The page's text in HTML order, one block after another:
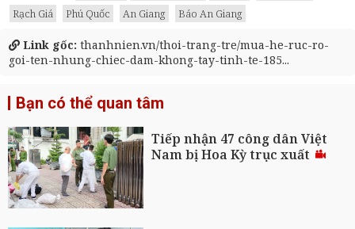
Rạch Giá
Phú Quốc An Giang Báo An Giang
Link gốc: thanhnien.vn/thoi-trang-tre/mua-he-ruc-ro-
goi-ten-nhung-chiec-dam-khong-tay-tinh-te-185...
Bạn có thể quan tâm
Tiếp nhận 47 công dân Việt
Nam bị Hoa Kỳ trục xuất